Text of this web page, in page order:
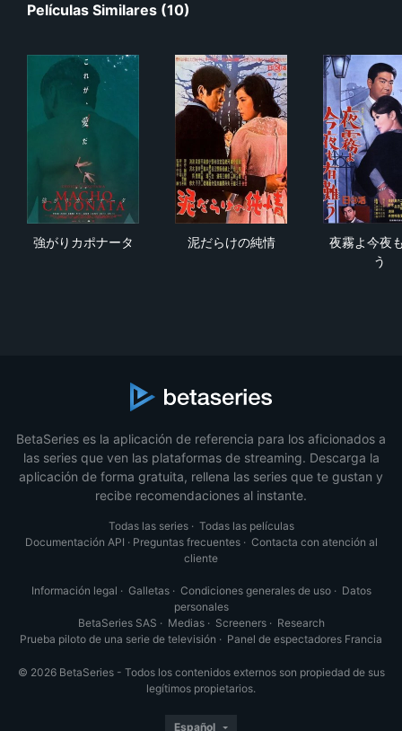
Películas Similares (10)
強がりカポナータ 泥だらけの純情
夜霧よ今夜
う
BetaSeries es la aplicación de referencia para los aficionados a
las series que ven las plataformas de streaming. Descarga la
aplicación de forma gratuita, rellena las series que te gustan y
recibe recomendaciones al instante.
Todas las series· Todas las películas
Documentación API · Preguntas frecuentes· Contacta con atención al
cliente
Información legal · Galletas· Condiciones generales de uso· Datos
personales
BetaSeries SAS · Medias· Screeners· Research
Prueba piloto de una serie de televisión · Panel de espectadores Francia
© 2026 BetaSeries - Todos los contenidos externos son propiedad de sus
legítimos propietarios.
Español